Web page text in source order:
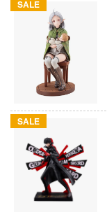
SALE
SALE
んちゃん
とりごと
隊
で割り切れない